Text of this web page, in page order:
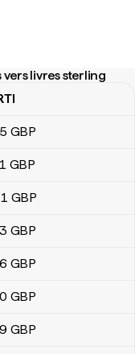
livres sterling
livres sterling
GBP
GBP
GBP
GBP
GBP
GBP
GBP